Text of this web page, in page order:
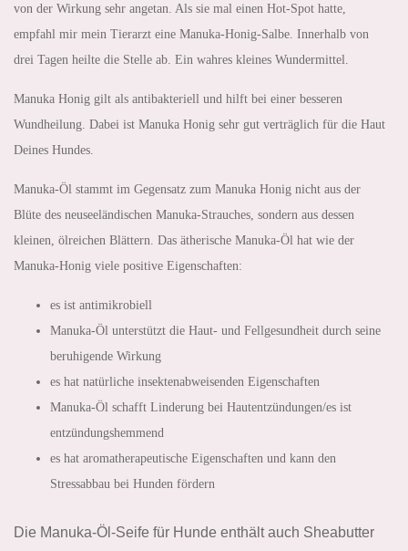
von der Wirkung sehr angetan. Als sie mal einen Hot-Spot hatte,
empfahl mir mein Tierarzt eine Manuka-Honig-Salbe. Innerhalb von
drei Tagen heilte die Stelle ab. Ein wahres kleines Wundermittel.
Manuka Honig gilt als antibakteriell und hilft bei einer besseren
Wundheilung. Dabei ist Manuka Honig sehr gut verträglich für die Haut
Deines Hundes.
Manuka-Öl stammt im Gegensatz zum Manuka Honig nicht aus der
Blüte des neuseeländischen Manuka-Strauches, sondern aus dessen
kleinen, ölreichen Blättern. Das ätherische Manuka-Öl hat wie der
Manuka-Honig viele positive Eigenschaften:
es ist antimikrobiell
Manuka-Öl unterstützt die Haut- und Fellgesundheit durch seine
beruhigende Wirkung
es hat natürliche insektenabweisenden Eigenschaften
Manuka-Öl schafft Linderung bei Hautentzündungen/es ist
entzündungshemmend
es hat aromatherapeutische Eigenschaften und kann den
Stressabbau bei Hunden fördern
Die Manuka-Öl-Seife für Hunde enthält auch Sheabutter